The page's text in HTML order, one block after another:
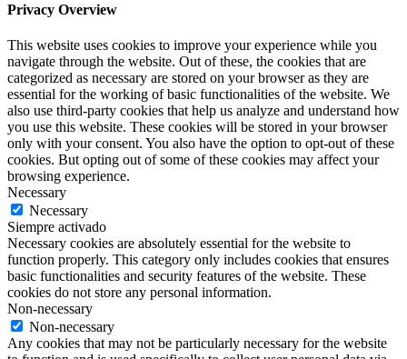
Privacy Overview
This website uses cookies to improve your experience while you
navigate through the website. Out of these, the cookies that are
categorized as necessary are stored on your browser as they are
essential for the working of basic functionalities of the website. We
also use third-party cookies that help us analyze and understand how
you use this website. These cookies will be stored in your browser
only with your consent. You also have the option to opt-out of these
cookies. But opting out of some of these cookies may affect your
browsing experience.
Necessary
Necessary
Siempre activado
Necessary cookies are absolutely essential for the website to
function properly. This category only includes cookies that ensures
basic functionalities and security features of the website. These
cookies do not store any personal information.
Non-necessary
Non-necessary
Any cookies that may not be particularly necessary for the website